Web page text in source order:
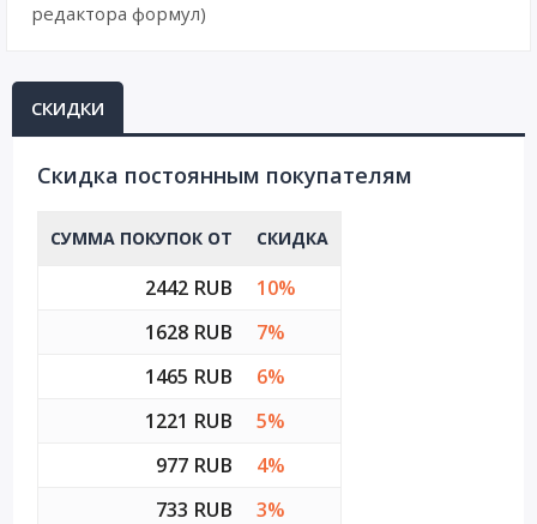
редактора формул)
СКИДКИ
Cкидка постоянным покупателям
СУММА ПОКУПОК ОТ СКИДКА
2442 RUB
10%
1628 RUB
7%
1465 RUB
6%
1221 RUB
5%
977 RUB
4%
733 RUB
3%